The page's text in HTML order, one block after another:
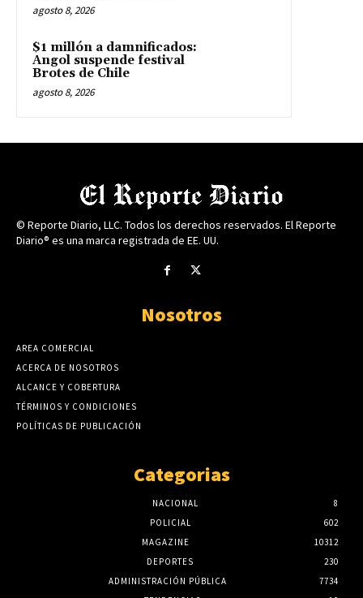
agosto 8, 2026
$1 millón a damnificados:
Angol suspende festival
Brotes de Chile
agosto 8, 2026
© Reporte Diario, LLC. Todos los derechos reservados. El Reporte
Diario® es una marca registrada de EE. UU.
Nosotros
AREA COMERCIAL
ACERCA DE NOSOTROS
ALCANCE Y COBERTURA
TÉRMINOS Y CONDICIONES
POLÍTICAS DE PUBLICACIÓN
Categorias
NACIONAL
8
POLICIAL
602
MAGAZINE
10312
DEPORTES
230
ADMINISTRACIÓN PÚBLICA
7734